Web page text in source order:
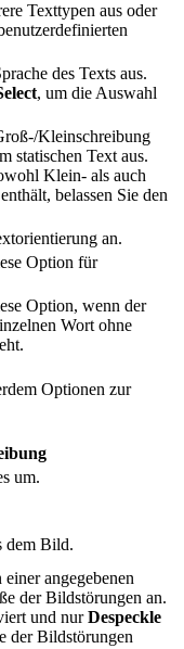
Texttypen aus oder
des Texts aus.
, um die Auswahl
Kleinschreibung
statischen Text aus.
Klein- als auch
belassen Sie den
an.
Option für
Option, wenn der
Wort ohne
Optionen zur
um.
dem Bild.
angegebenen
der Bildstörungen an.
und nurDespeckle
der Bildstörungen